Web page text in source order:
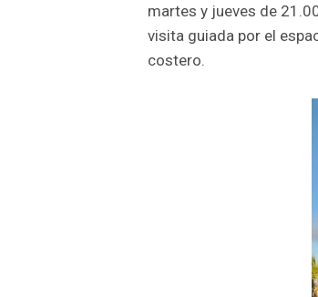
martes y jueves de
visita guiada por el
costero.